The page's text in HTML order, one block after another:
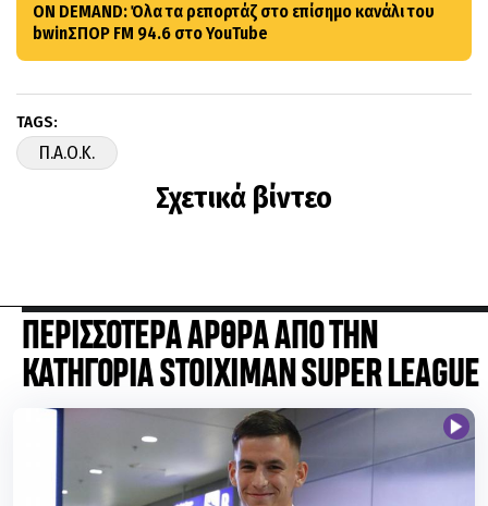
ON DEMAND: Όλα τα ρεπορτάζ στο επίσημο κανάλι του
bwinΣΠΟΡ FM 94.6 στο YouTube
TAGS:
Π.Α.Ο.Κ.
Σχετικά βίντεο
ΠΕΡΙΣΣΟΤΕΡΑ ΑΡΘΡΑ ΑΠΟ ΤΗΝ
ΚΑΤΗΓΟΡΙΑ STOIXIMAN SUPER LEAGUE